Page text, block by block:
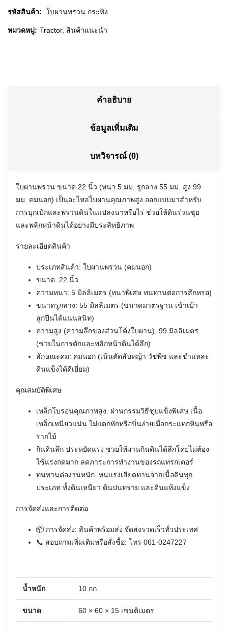
รหัสสินค้า: ใบผานพรวน กระทิง
หมวดหมู่: Tractor, สินค้าแนะนำ
คำอธิบาย
ข้อมูลเพิ่มเติม
บทวิจารณ์ (0)
ใบผานพรวน ขนาด 22 นิ้ว (หนา 5 มม. รูกลาง 55 มม. สูง 99
มม. คมนอก) เป็นอะไหล่ใบผานคุณภาพสูง ออกแบบมาสำหรับ
การบุกเบิกและพรวนดินในแปลงนาหรือไร่ ช่วยให้ดินร่วนซุย
และพลิกหน้าดินได้อย่างมีประสิทธิภาพ
รายละเอียดสินค้า
ประเภทสินค้า: ใบผานพรวน (คมนอก)
ขนาด: 22 นิ้ว
ความหนา: 5 มิลลิเมตร (หนาพิเศษ ทนทานต่อการสึกหรอ)
ขนาดรูกลาง: 55 มิลลิเมตร (ขนาดมาตรฐาน เข้าเบ้า
ลูกปืนได้แน่นสนิท)
ความสูง (ความลึกของส่วนโค้งใบผาน): 99 มิลลิเมตร
(ช่วยในการตักและพลิกหน้าดินได้ลึก)
ลักษณะคม: คมนอก (เน้นตัดสับหญ้า วัชพืช และชำแหละ
ดินแข็งได้ดีเยี่ยม)
คุณสมบัติพิเศษ
เหล็กโบรอนคุณภาพสูง: ผ่านกรรมวิธีชุบแข็งพิเศษ เนื้อ
เหล็กเหนียวแน่น ไม่แตกหักหรือบิ่นง่ายเมื่อกระแทกหินหรือ
รากไม้
กินดินลึก ประหยัดแรง ช่วยให้ผานกินดินได้ลึกโดยไม่ต้อง
ใช้แรงกดมาก ลดภาระการทำงานของรถแทรกเตอร์
ทนทานต่องานหนัก: ทนแรงเสียดทานจากเนื้อดินทุก
ประเภท ทั้งดินเหนียว ดินปนทราย และดินแห้งแข็ง
การจัดส่งและการติดต่อ
📦 การจัดส่ง: สินค้าพร้อมส่ง จัดส่งรวดเร็วทั่วประเทศ
📞 สอบถามเพิ่มเติมหรือสั่งซื้อ: โทร 061-0247227
น้ำหนัก 10 กก.
ขนาด 60 × 60 × 15 เซนติเมตร